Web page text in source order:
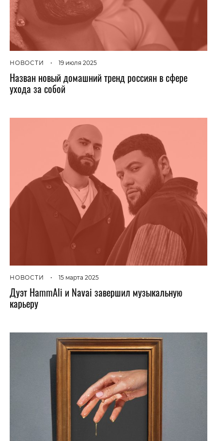
НОВОСТИ • 19 июля 2025
Назван новый домашний тренд россиян в сфере
ухода за собой
НОВОСТИ • 15 марта 2025
Дуэт HammAli и Navai завершил музыкальную
карьеру